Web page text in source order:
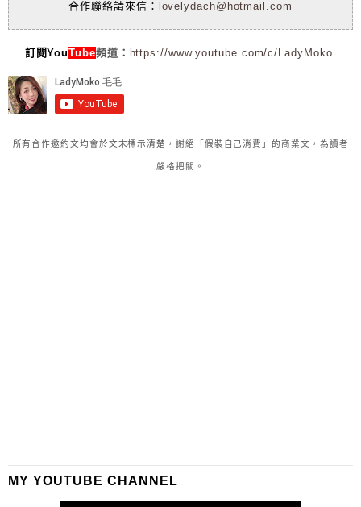
合作聯絡請來信： lovelydach@hotmail.com
訂閱YouTube頻道： https://www.youtube.com/c/LadyMoko
所有合作邀約文均會於文末標示清楚，謝絕「假裝自己消費」的商業文，為讀者
嚴格把關。
MY YOUTUBE CHANNEL